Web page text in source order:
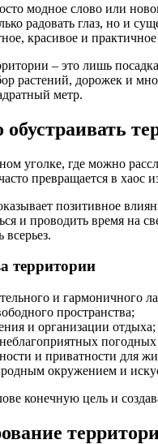
модное слово или
радовать глаз, но и
красивое и
– это лишь
растений, дорожек и
метр.
уголке, где можно
превращается в
позитивное
и проводить время на
территории
и гармоничного
пространства;
и организации отдыха;
и приватности для
окружением и
конечную цель и